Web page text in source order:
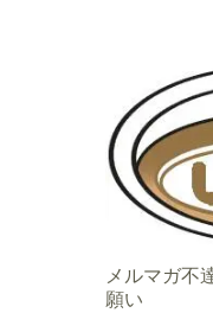
メルマガ不
願い